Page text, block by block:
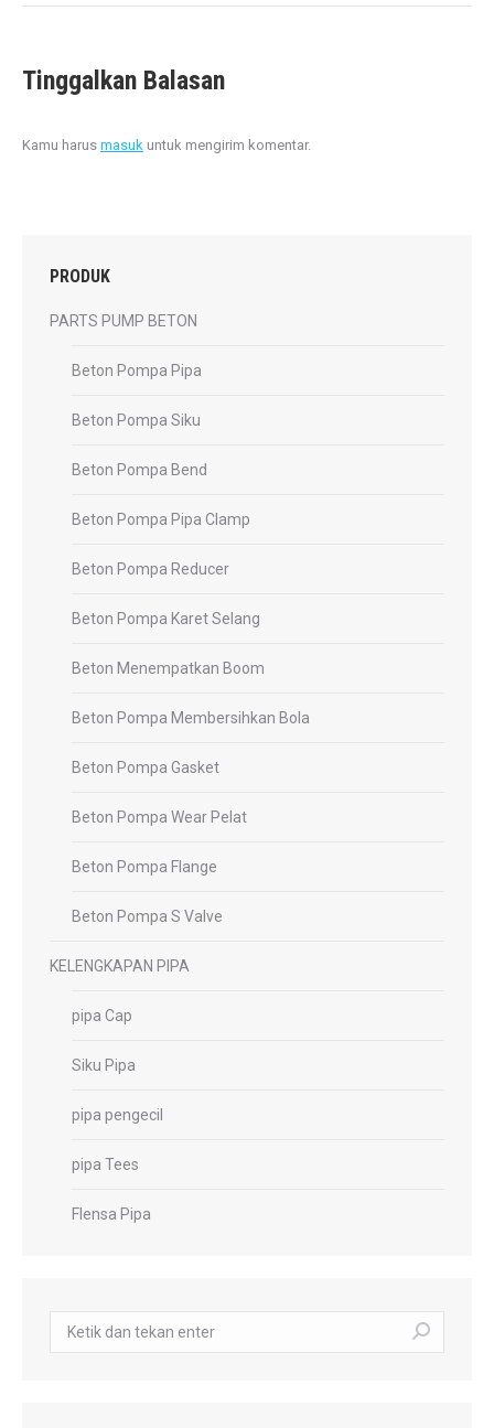
Tinggalkan Balasan
Kamu harus masuk untuk mengirim komentar.
PRODUK
PARTS PUMP BETON
Beton Pompa Pipa
Beton Pompa Siku
Beton Pompa Bend
Beton Pompa Pipa Clamp
Beton Pompa Reducer
Beton Pompa Karet Selang
Beton Menempatkan Boom
Beton Pompa Membersihkan Bola
Beton Pompa Gasket
Beton Pompa Wear Pelat
Beton Pompa Flange
Beton Pompa S Valve
KELENGKAPAN PIPA
pipa Cap
Siku Pipa
pipa pengecil
pipa Tees
Flensa Pipa
Pencarian: